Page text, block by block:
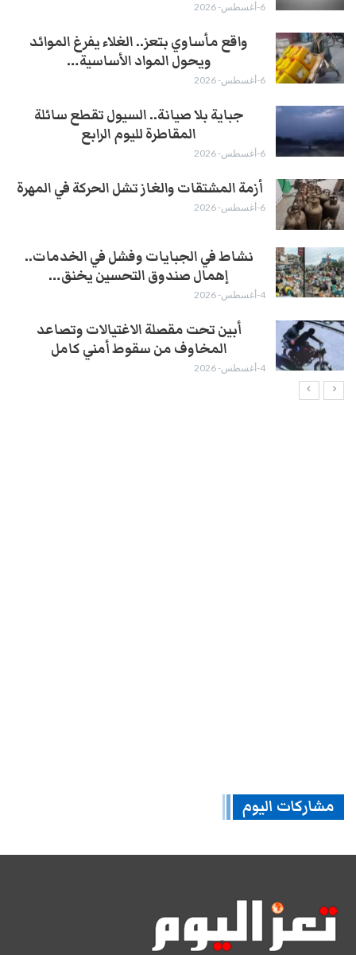
6-أغسطس- 2026
واقع مأساوي بتعز.. الغلاء يفرغ الموائد
ويحول المواد الأساسية…
6-أغسطس- 2026
جباية بلا صيانة.. السيول تقطع سائلة
المقاطرة لليوم الرابع
6-أغسطس- 2026
أزمة المشتقات والغاز تشل الحركة في المهرة ​
6-أغسطس- 2026
نشاط في الجبايات وفشل في الخدمات..
إهمال صندوق التحسين يخنق…
4-أغسطس- 2026
أبين تحت مقصلة الاغتيالات وتصاعد
المخاوف من سقوط أمني كامل
4-أغسطس- 2026
مشاركات اليوم